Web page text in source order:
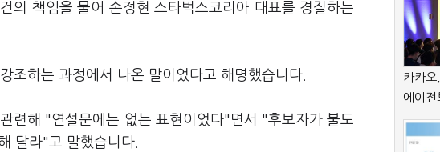
의 책임을 물어 손정현 스타벅스코리아 대표를 경질하는
조하는 과정에서 나온 말이었다고 해명했습니다.
련해 "연설문에는 없는 표현이었다"면서 "후보자가 불도
달라"고 말했습니다.
카카
에이전